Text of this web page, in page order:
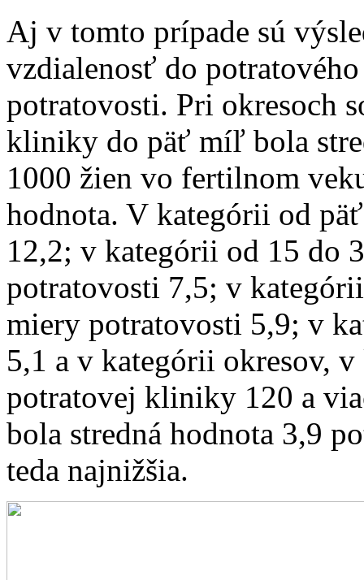
Aj v tomto prípade sú
vzdialenosť do
potratovosti. Pri okresoch
kliniky do päť míľ bola
1000 žien vo fertilnom
hodnota. V kategórii od
12,2; v kategórii od 15 do
potratovosti 7,5; v
miery potratovosti 5,9; v
5,1 a v kategórii okresov,
potratovej kliniky 120 a
bola stredná hodnota 3,9
teda najnižšia.